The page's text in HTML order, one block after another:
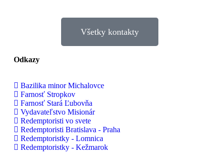
Všetky kontakty
Odkazy
Bazilika minor Michalovce
Farnosť Stropkov
Farnosť Stará Ľubovňa
Vydavateľstvo Misionár
Redemptoristi vo svete
Redemptoristi Bratislava - Praha
Redemptoristky - Lomnica
Redemptoristky - Kežmarok